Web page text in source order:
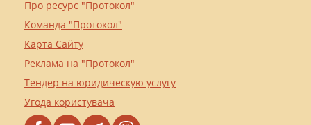
Про ресурс "Протокол"
Команда "Протокол"
Карта Сайту
Реклама на "Протокол"
Тендер на юридическую услугу
Угода користувача